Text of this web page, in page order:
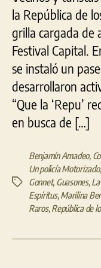
la República de
grilla cargada de
Festival Capital.
se instaló un
desarrollaron
“Que la ‘Repu’
en busca de […]
Etiquetas
Benjamín Amadeo,
Un policía Motorizado,
Gonnet, Guasones,
Espíritus, Marilina
Raros, República de